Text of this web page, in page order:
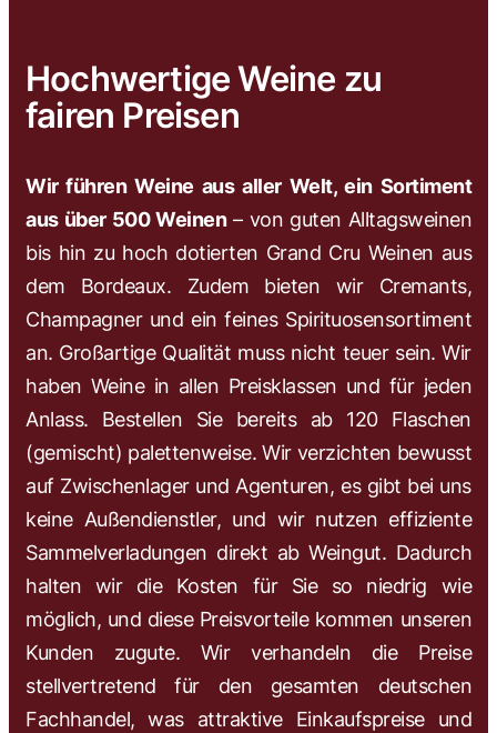
Hochwertige Weine zu
fairen Preisen
Wir führen Weine aus aller Welt, ein Sortiment
aus über 500 Weinen– von guten Alltagsweinen
bis hin zu hoch dotierten Grand Cru Weinen aus
dem Bordeaux. Zudem bieten wir Cremants,
Champagner und ein feines Spirituosensortiment
an. Großartige Qualität muss nicht teuer sein. Wir
haben Weine in allen Preisklassen und für jeden
Anlass. Bestellen Sie bereits ab 120 Flaschen
(gemischt) palettenweise. Wir verzichten bewusst
auf Zwischenlager und Agenturen, es gibt bei uns
keine Außendienstler, und wir nutzen effiziente
Sammelverladungen direkt ab Weingut. Dadurch
halten wir die Kosten für Sie so niedrig wie
möglich, und diese Preisvorteile kommen unseren
Kunden zugute. Wir verhandeln die Preise
stellvertretend für den gesamten deutschen
Fachhandel, was attraktive Einkaufspreise und